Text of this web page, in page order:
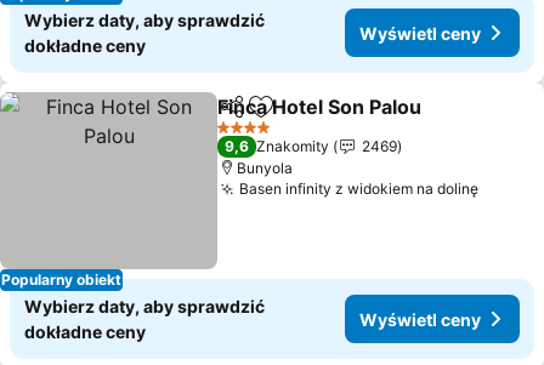
Wybierz daty, aby sprawdzić
dokładne ceny
Wyświetl ceny
Popularny obiekt
Udostępnij
Dodaj do ulubionych
Finca Hotel Son Palou
4 Kategoria
9,6 Znakomity
2469
Bunyola
Basen infinity z widokiem na dolinę
Wybierz daty, aby sprawdzić
dokładne ceny
Wyświetl ceny